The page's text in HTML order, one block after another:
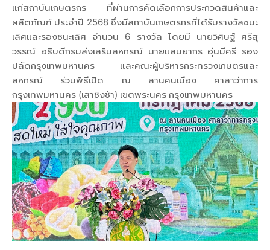
แก่สถาบันเกษตรกร ที่ผ่านการคัดเลือกการประกวดสินค้าและ
ผลิตภัณฑ์ ประจำปี 2568 ซึ่งมีสถาบันเกษตรกรที่ได้รับรางวัลชนะ
เลิศและรองชนะเลิศ จำนวน 6 รางวัล โดยมี นายวิศิษฐ์ ศรีสุ
วรรณ์ อธิบดีกรมส่งเสริมสหกรณ์ นายแสนยากร อุ่นมีศรี รอง
ปลัดกรุงเทพมหานคร และคณะผู้บริหารกระทรวงเกษตรและ
สหกรณ์ ร่วมพิธีเปิด ณ ลานคนเมือง ศาลาว่าการ
กรุงเทพมหานคร (เสาชิงช้า) เขตพระนคร กรุงเทพมหานคร